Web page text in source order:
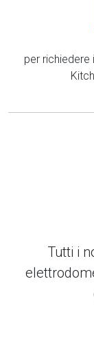
per
Tutti i